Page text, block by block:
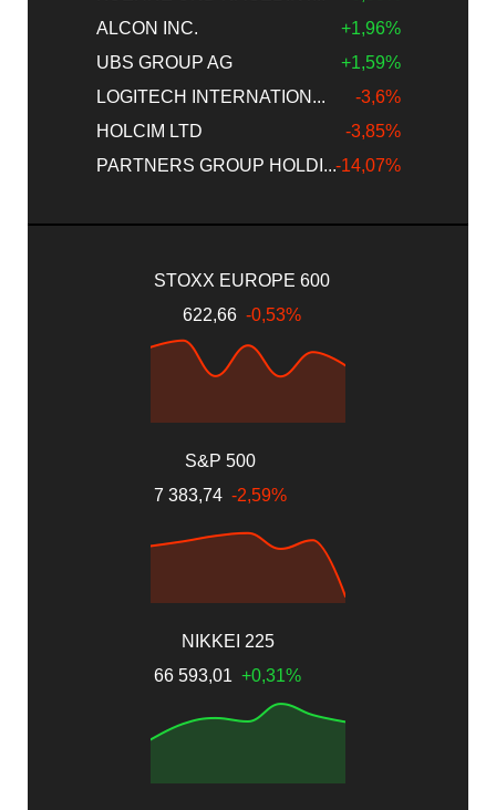
ALCON INC.
+1,96%
UBS GROUP AG
+1,59%
LOGITECH INTERNATION...
-3,6%
HOLCIM LTD
-3,85%
PARTNERS GROUP HOLDI...-14,07%
STOXX EUROPE 600
622,66 -0,53%
S&P 500
7 383,74 -2,59%
NIKKEI 225
66 593,01 +0,31%